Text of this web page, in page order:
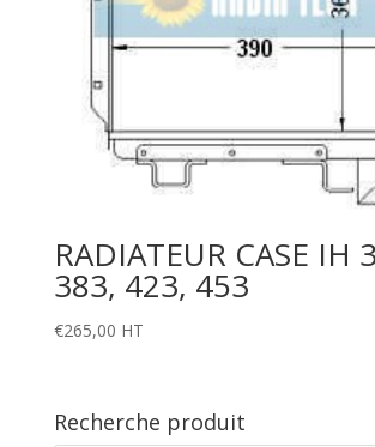
RADIATEUR CASE IH
383, 423, 453
€265,00 HT
Recherche produit